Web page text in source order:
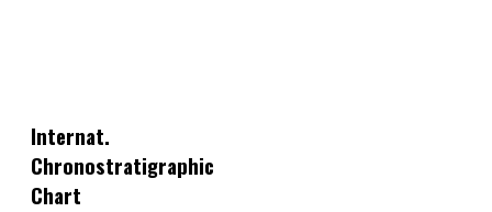
Internat.
Chronostratigraphic
Chart